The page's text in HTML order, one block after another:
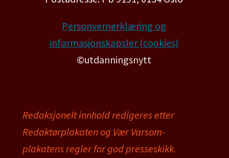
Personvernerklæring og
informasjonskapsler (cookies)
©utdanningsnytt
Redaksjonelt innhold redigeres etter
Redaktørplakaten og Vær Varsom-
plakatens regler for god presseskikk.